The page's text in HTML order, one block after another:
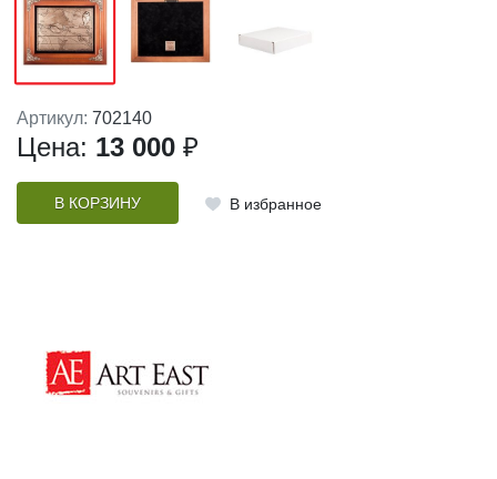
Артикул: 702140
Цена: 13 000 ₽
В КОРЗИНУ В избранное